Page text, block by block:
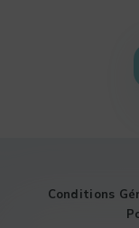
Conditions